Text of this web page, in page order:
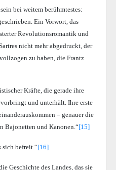
bei weitem berühmtestes:
Ein Vorwort, das
Revolutionsromantik und
nicht mehr abgedruckt, der
zu haben, die Frantz
Kräfte, die gerade ihre
und unterhält. Ihre erste
– genauer die
Bajonetten und Kanonen.“[15]
sich befreit.“[16]
Geschichte des Landes, das sie